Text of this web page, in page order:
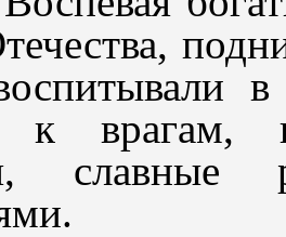
к врагам,
славные